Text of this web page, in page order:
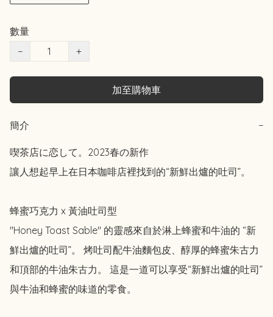
數量
−
+
加至購物車
簡介 −
喫茶店に恋して。2023春の新作
讓人想起早上在日本咖啡店裡找到的“新鮮出爐的吐司”。
蜂蜜巧克力 x 黃油吐司型
"Honey Toast Sable" 的靈感來自於淋上蜂蜜和牛油的 “新
鮮出爐的吐司”。 烤吐司配牛油麵包皮、醇厚的蜂蜜朱古力
和頂部的牛油朱古力。 這是一道可以享受“新鮮出爐的吐司”
與牛油和蜂蜜的味道的零食。